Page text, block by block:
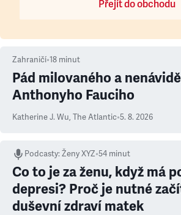
Přejít do obchodu
Zahraničí•18 minut
Pád milovaného a
Anthonyho Fauciho
Katherine J. Wu, The Atlantic•5. 8. 2026
Podcasty:Ženy XYZ•54 minut
Co to je za ženu, když má
depresi? Proč je nutné
duševní zdraví matek